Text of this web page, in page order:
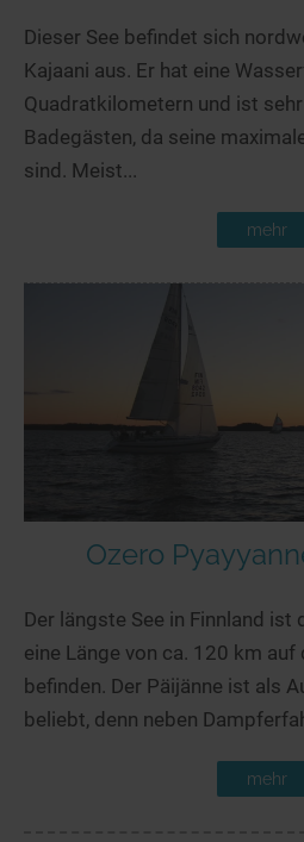
Dieser See befindet sich
Kajaani aus. Er hat eine
Quadratkilometern und ist
Badegästen, da seine
sind. Meist...
mehr
Ozero
Der längste See in Finnland ist
eine Länge von ca. 120 km
befinden. Der Päijänne ist als
beliebt, denn neben
mehr